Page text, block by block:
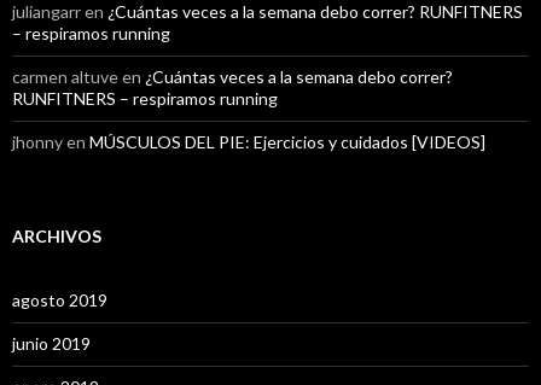
juliangarren ¿Cuántas veces a la semana debo correr? RUNFITNERS
– respiramos running
carmen altuveen ¿Cuántas veces a la semana debo correr?
RUNFITNERS – respiramos running
jhonnyen MÚSCULOS DEL PIE: Ejercicios y cuidados [VIDEOS]
ARCHIVOS
agosto 2019
junio 2019